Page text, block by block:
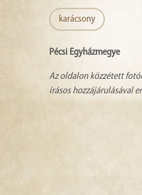
karácsony
Pécsi Egyházmegye
Az oldalon közzétett
írásos hozzájárulásával